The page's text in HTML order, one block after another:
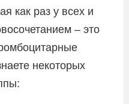
как раз у всех и
– это
некоторых